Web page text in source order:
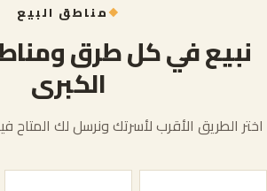
مناطق البيع
نبيع في كل طرق
الكبرى
اختر الطريق الأقرب لأسرتك ونرسل لك المتاح